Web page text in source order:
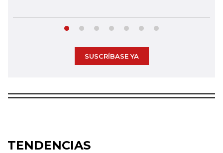
SUSCRÍBASE YA
TENDENCIAS